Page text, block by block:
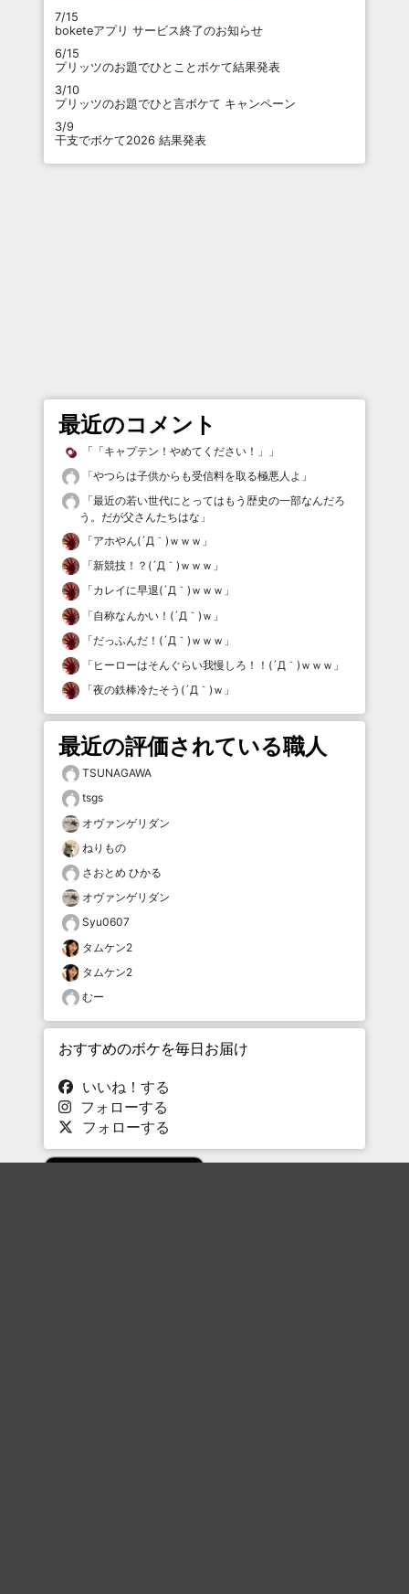
7/15
boketeアプリ サービス終了のお知らせ
6/15
プリッツのお題でひとことボケて結果発表
3/10
プリッツのお題でひと言ボケて キャンペーン
3/9
干支でボケて2026 結果発表
最近のコメント
「 「キャプテン！やめてください！」
」
「やつらは子供からも受信料を取る極悪人よ 」
「最近の若い世代にとってはもう歴史の一部なんだろ
う。だが父さんたちはな 」
「アホやん(´Д｀)ｗｗｗ 」
「新競技！？(´Д｀)ｗｗｗ 」
「カレイに早退(´Д｀)ｗｗｗ 」
「自称なんかい！(´Д｀)ｗ 」
「だっふんだ！(´Д｀)ｗｗｗ 」
「 ヒーローはそんぐらい我慢しろ！！(´Д｀)ｗｗｗ 」
「夜の鉄棒冷たそう(´Д｀)ｗ 」
最近の評価されている職人
TSUNAGAWA
tsgs
オヴァンゲリダン
ねりもの
さおとめ ひかる
オヴァンゲリダン
Syu0607
タムケン2
タムケン2
むー
おすすめのボケを毎日お届け
いいね！する
フォローする
フォローする